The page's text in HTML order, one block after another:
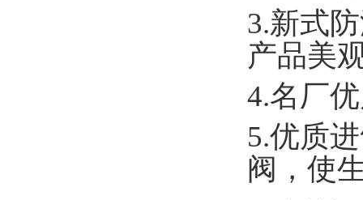
3.新式
产品美
4.名厂
5.优质
阀，使